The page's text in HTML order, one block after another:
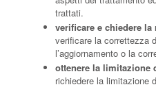
trattati.
verificare e chiedere la
verificare la correttezza
l’aggiornamento o la
ottenere la limitazione
richiedere la limitazione